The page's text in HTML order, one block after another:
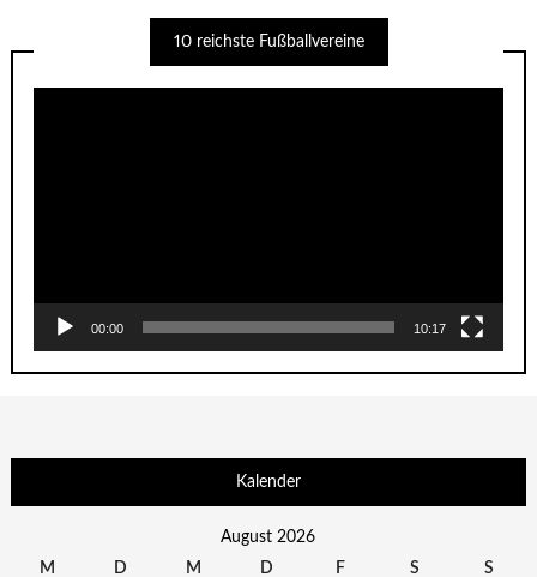
10 reichste Fußballvereine
00:00 10:17
Kalender
August 2026
M
D M D F S S